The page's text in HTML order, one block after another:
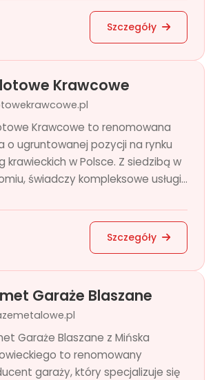
Szczegóły
Krawcowe
Krawcowe to renomowana
o ugruntowanej pozycji na rynku
krawieckich w Polsce. Z siedzibą w
świadczy kompleksowe usługi...
Szczegóły
Garaże Blaszane
Garaże Blaszane z Mińska
to renomowany
garaży, który specjalizuje się